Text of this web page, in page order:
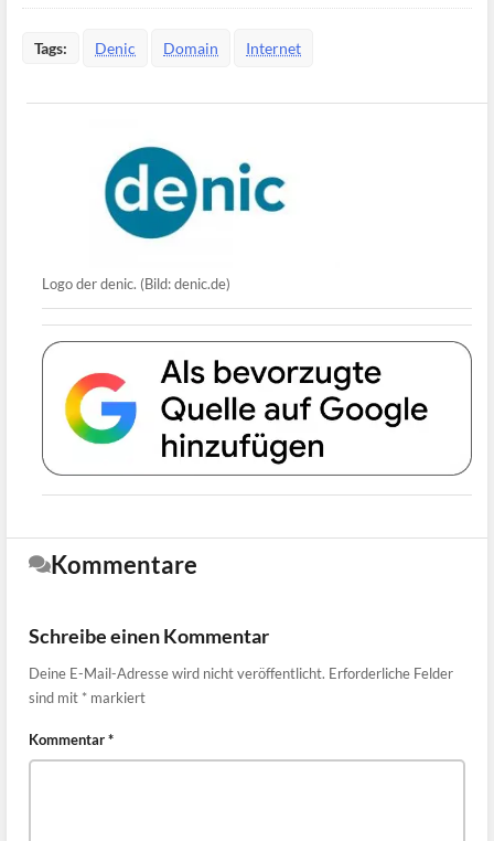
Tags: Denic Domain Internet
Logo der denic. (Bild: denic.de)
Kommentare
Schreibe einen Kommentar
Deine E-Mail-Adresse wird nicht veröffentlicht. Erforderliche Felder
sind mit * markiert
Kommentar*